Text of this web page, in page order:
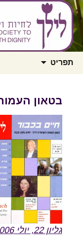
ליל"ך –
תפריט
בטאון
גליון 22, יולי 2006